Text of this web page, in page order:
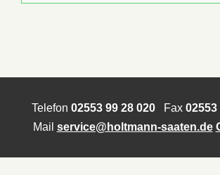
Telefon 02553 99 28 020Fax 02553
Mail service@holtmann-saaten.de